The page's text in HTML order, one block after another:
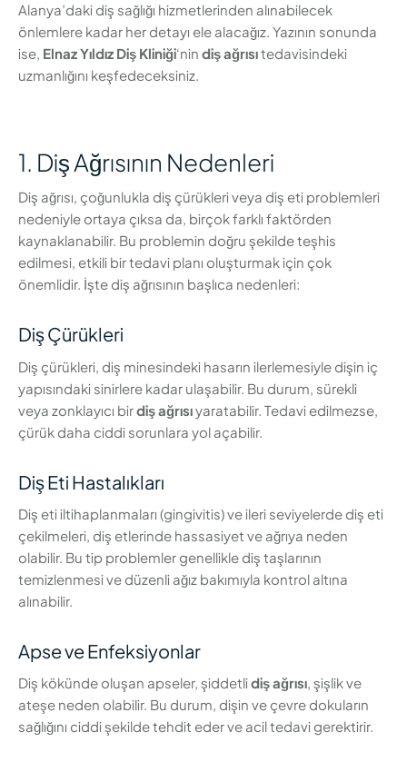
Alanya’daki diş sağlığı hizmetlerinden alınabilecek
önlemlere kadar her detayı ele alacağız. Yazının sonunda
ise, Elnaz Yıldız Diş Kliniği‘nin diş ağrısıtedavisindeki
uzmanlığını keşfedeceksiniz.
1. Diş Ağrısının Nedenleri
Diş ağrısı, çoğunlukla diş çürükleri veya diş eti problemleri
nedeniyle ortaya çıksa da, birçok farklı faktörden
kaynaklanabilir. Bu problemin doğru şekilde teşhis
edilmesi, etkili bir tedavi planı oluşturmak için çok
önemlidir. İşte diş ağrısının başlıca nedenleri:
Diş Çürükleri
Diş çürükleri, diş minesindeki hasarın ilerlemesiyle dişin iç
yapısındaki sinirlere kadar ulaşabilir. Bu durum, sürekli
veya zonklayıcı birdiş ağrısıyaratabilir. Tedavi edilmezse,
çürük daha ciddi sorunlara yol açabilir.
Diş Eti Hastalıkları
Diş eti iltihaplanmaları (gingivitis) ve ileri seviyelerde diş eti
çekilmeleri, diş etlerinde hassasiyet ve ağrıya neden
olabilir. Bu tip problemler genellikle diş taşlarının
temizlenmesi ve düzenli ağız bakımıyla kontrol altına
alınabilir.
Apse ve Enfeksiyonlar
Diş kökünde oluşan apseler, şiddetlidiş ağrısı, şişlik ve
ateşe neden olabilir. Bu durum, dişin ve çevre dokuların
sağlığını ciddi şekilde tehdit eder ve acil tedavi gerektirir.